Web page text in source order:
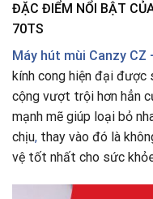
ĐẶC ĐIỂM NỔI BẬT
70TS
Máy hút mùi Canzy CZ
kính cong hiện đại được
cộng vượt trội hơn hẳn
mạnh mẽ giúp loại bỏ
chịu, thay vào đó là
vệ tốt nhất cho sức